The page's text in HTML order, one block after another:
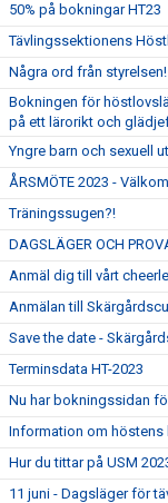
50% på bokningar HT23
Tävlingssektionens
Några ord från styrelsen!
Bokningen för
på ett lärorikt och
Yngre barn och sexuell
ÅRSMÖTE 2023 -
Träningssugen?!
DAGSLÄGER OCH
Anmäl dig till vårt
Anmälan till
Save the date -
Terminsdata HT-2023
Nu har bokningssidan
Information om höstens
Hur du tittar på USM
11 juni - Dagsläger för